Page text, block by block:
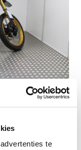
te